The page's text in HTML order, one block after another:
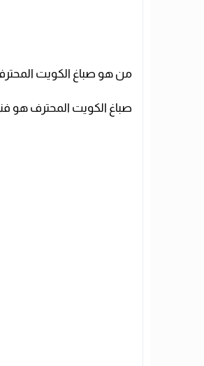
من هو صباغ الكويت
صباغ الكويت المحترف هو